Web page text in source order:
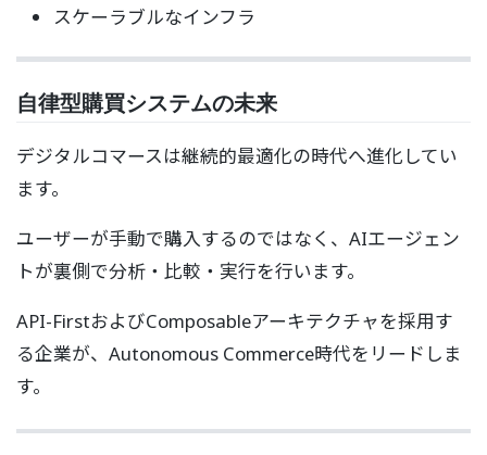
スケーラブルなインフラ
自律型購買システムの未来
デジタルコマースは継続的最適化の時代へ進化してい
ます。
ユーザーが手動で購入するのではなく、AIエージェン
トが裏側で分析・比較・実行を行います。
API-FirstおよびComposableアーキテクチャを採用す
る企業が、Autonomous Commerce時代をリードしま
す。